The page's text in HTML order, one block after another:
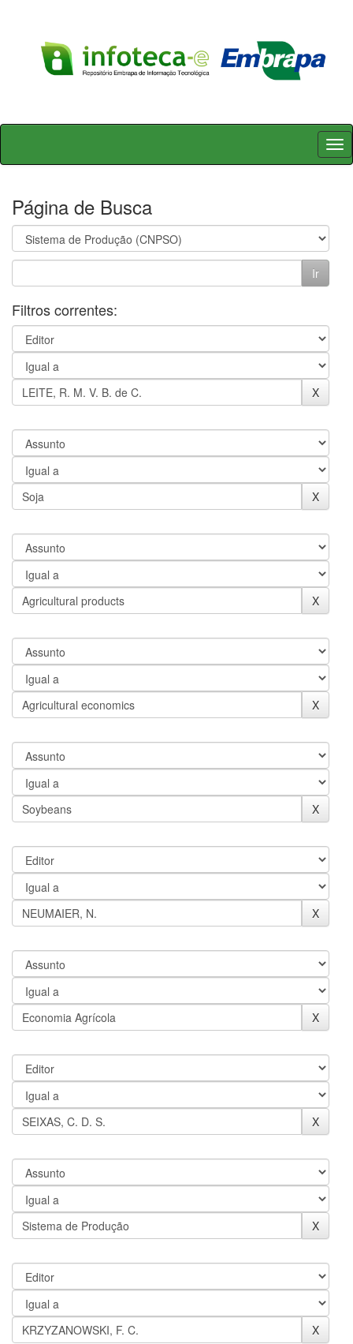
Skip
Página de Busca
Filtros correntes: